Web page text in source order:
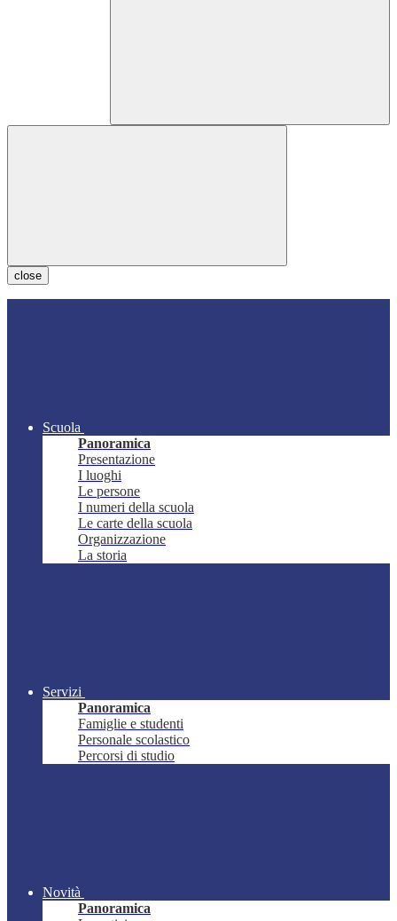
close
Scuola
Panoramica
Presentazione
I luoghi
Le persone
I numeri della scuola
Le carte della scuola
Organizzazione
La storia
Servizi
Panoramica
Famiglie e studenti
Personale scolastico
Percorsi di studio
Novità
Panoramica